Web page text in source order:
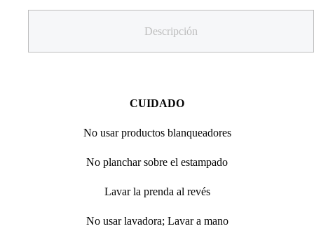
Descripción
CUIDADO
No usar productos blanqueadores
No planchar sobre el estampado
Lavar la prenda al revés
No usar lavadora; Lavar a mano